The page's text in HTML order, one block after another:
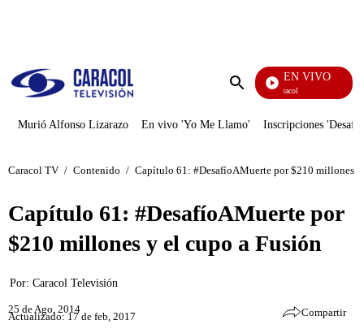
Enviar
EN VIVO
Noticias Caracol
Murió Alfonso Lizarazo En vivo 'Yo Me Llamo' Inscripciones
Caracol TV / Contenido / Capítulo 61: #DesafíoAMuerte por $210 millones y
Capítulo 61: #DesafíoAMuerte por
$210 millones y el cupo a Fusión
Por: Caracol Televisión
25 de Ago, 2014
Actualizado: 17 de feb, 2017 Compartir